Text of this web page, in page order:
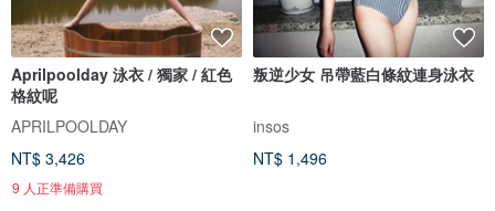
Aprilpoolday 泳衣 / 獨家 / 紅色
格紋呢
APRILPOOLDAY
NT$ 3,426
9 人正準備購買
叛逆少女 吊帶藍白條紋連身泳衣
insos
NT$ 1,496